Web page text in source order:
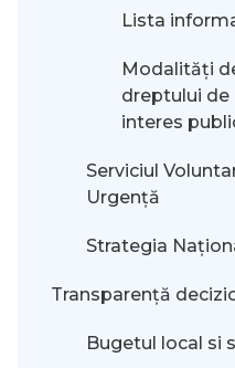
Lista
Modalităţi
dreptului de
interes
Serviciul
Urgență
Strategia
Transparență
Bugetul local si